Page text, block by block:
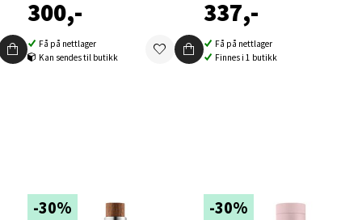
300,-
Få på nettlager
Kan sendes til butikk
337,-
Få på nettlager
Finnes i 1 butikk
-30% -30%